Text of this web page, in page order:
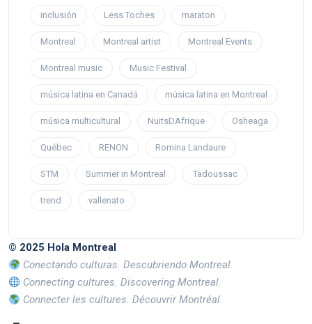
inclusión Less Toches maraton
Montreal Montreal artist Montreal Events
Montreal music Music Festival
música latina en Canadá música latina en Montreal
música multicultural NuitsDAfrique Osheaga
Québec RENON Romina Landaure
STM Summer in Montreal Tadoussac
trend vallenato
© 2025 Hola Montreal
Conectando culturas. Descubriendo Montreal.
Connecting cultures. Discovering Montreal.
Connecter les cultures. Découvrir Montréal.